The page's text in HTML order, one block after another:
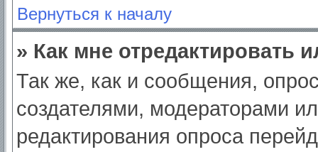
Вернуться к началу
» Как мне отредактировать
Так же, как и сообщения,
создателями, модераторами
редактирования опроса